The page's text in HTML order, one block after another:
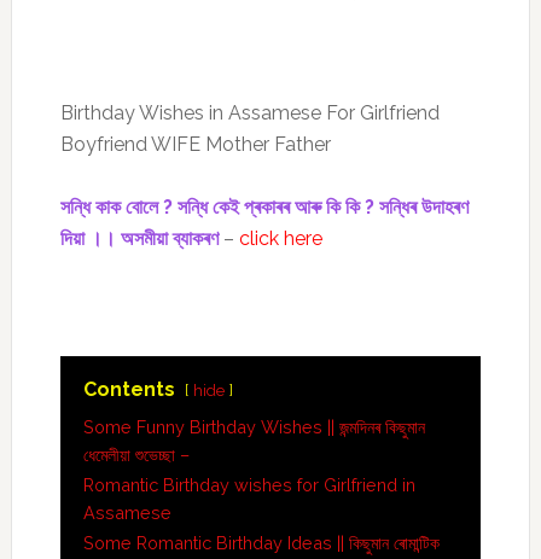
Birthday Wishes in Assamese For Girlfriend
Boyfriend WIFE Mother Father
সন্ধি কাক বোলে ? সন্ধি কেই প্ৰকাৰৰ আৰু কি কি ? সন্ধিৰ উদাহৰণ
দিয়া ।। অসমীয়া ব্যাকৰণ– click here
Contents hide
Some Funny Birthday Wishes || জন্মদিনৰ কিছুমান
ধেমেলীয়া শুভেচ্ছা –
Romantic Birthday wishes for Girlfriend in
Assamese
Some Romantic Birthday Ideas || কিছুমান ৰোমান্টিক